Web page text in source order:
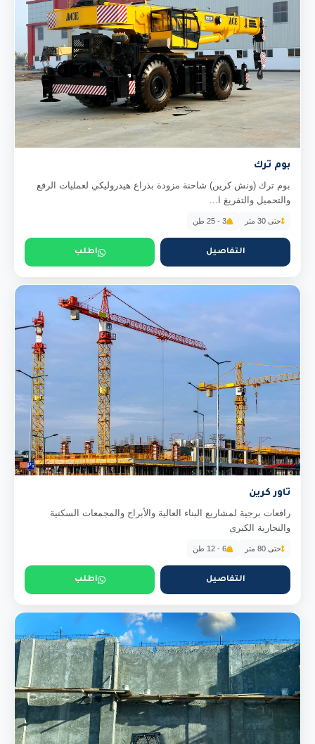
بوم ترك
بوم ترك (ونش كرين) شاحنة مزودة بذراع هيدروليكي لعمليات الرفع
والتحميل والتفريغ ا...
حتى 30 متر 3 - 25 طن
التفاصيل اطلب
تاور كرين
رافعات برجية لمشاريع البناء العالية والأبراج والمجمعات السكنية
والتجارية الكبرى
حتى 80 متر 6 - 12 طن
التفاصيل اطلب